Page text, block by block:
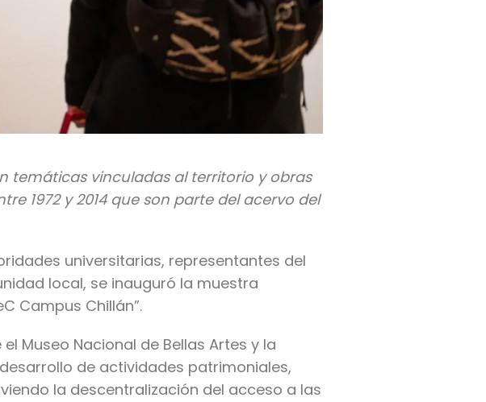
temáticas vinculadas al territorio y obras
1972 y 2014 que son parte del acervo del
universitarias, representantes del
local, se inauguró la muestra
Campus Chillán”.
Museo Nacional de Bellas Artes y la
de actividades patrimoniales,
la descentralización del acceso a las